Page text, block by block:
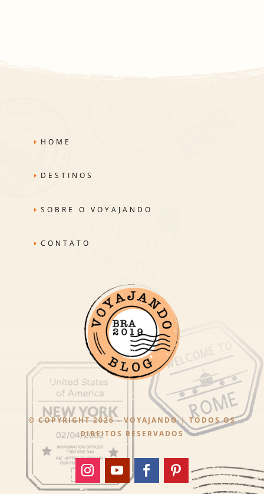
HOME
DESTINOS
SOBRE O VOYAJANDO
CONTATO
© COPYRIGHT 2026 - VOYAJANDO | TODOS OS
DIREITOS RESERVADOS